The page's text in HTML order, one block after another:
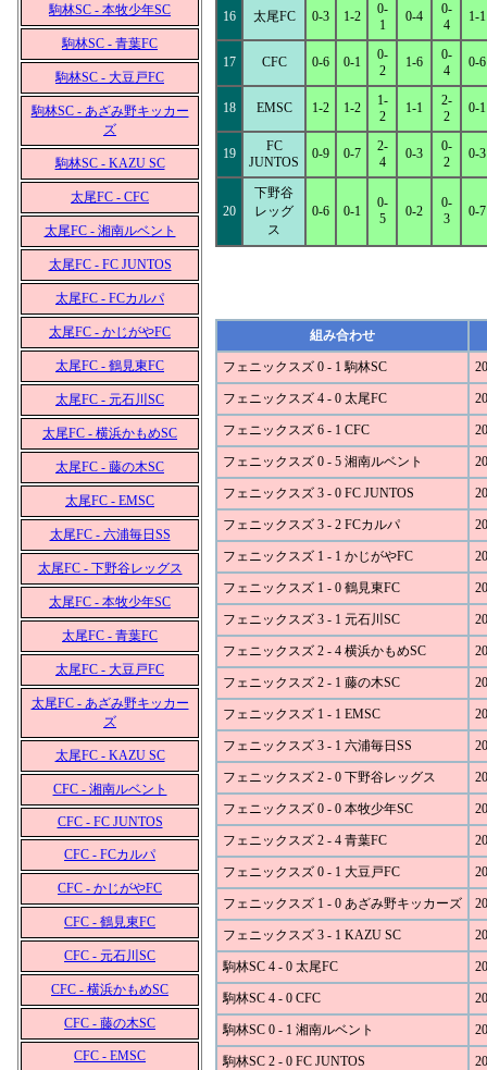
駒林SC - 本牧少年SC
駒林SC - 青葉FC
駒林SC - 大豆戸FC
駒林SC - あざみ野キッカー
ズ
駒林SC - KAZU SC
太尾FC - CFC
太尾FC - 湘南ルベント
太尾FC - FC JUNTOS
太尾FC - FCカルパ
太尾FC - かじがやFC
太尾FC - 鶴見東FC
太尾FC - 元石川SC
太尾FC - 横浜かもめSC
太尾FC - 藤の木SC
太尾FC - EMSC
太尾FC - 六浦毎日SS
太尾FC - 下野谷レッグス
太尾FC - 本牧少年SC
太尾FC - 青葉FC
太尾FC - 大豆戸FC
太尾FC - あざみ野キッカー
ズ
太尾FC - KAZU SC
CFC - 湘南ルベント
CFC - FC JUNTOS
CFC - FCカルパ
CFC - かじがやFC
CFC - 鶴見東FC
CFC - 元石川SC
CFC - 横浜かもめSC
CFC - 藤の木SC
CFC - EMSC
16 太尾FC 0-3 1-2
0-
1
0-4
0-
4
1-1
17 CFC 0-6 0-1
0-
2
1-6
0-
4
0-6
18 EMSC 1-2 1-2
1-
2
1-1
2-
2
0-1
19
FC
JUNTOS
0-9 0-7
2-
4
0-3
0-
2
0-3
20
下野谷
レッグ
ス
0-6 0-1
0-
5
0-2
0-
3
0-7
組み合わせ
フェニックスズ 0 - 1 駒林SC
フェニックスズ 4 - 0 太尾FC
フェニックスズ 6 - 1 CFC
フェニックスズ 0 - 5 湘南ルベント
フェニックスズ 3 - 0 FC JUNTOS
フェニックスズ 3 - 2 FCカルパ
フェニックスズ 1 - 1 かじがやFC
フェニックスズ 1 - 0 鶴見東FC
フェニックスズ 3 - 1 元石川SC
フェニックスズ 2 - 4 横浜かもめSC
フェニックスズ 2 - 1 藤の木SC
フェニックスズ 1 - 1 EMSC
フェニックスズ 3 - 1 六浦毎日SS
フェニックスズ 2 - 0 下野谷レッグス
フェニックスズ 0 - 0 本牧少年SC
フェニックスズ 2 - 4 青葉FC
フェニックスズ 0 - 1 大豆戸FC
フェニックスズ 1 - 0 あざみ野キッカーズ
フェニックスズ 3 - 1 KAZU SC
駒林SC 4 - 0 太尾FC
駒林SC 4 - 0 CFC
駒林SC 0 - 1 湘南ルベント
駒林SC 2 - 0 FC JUNTOS